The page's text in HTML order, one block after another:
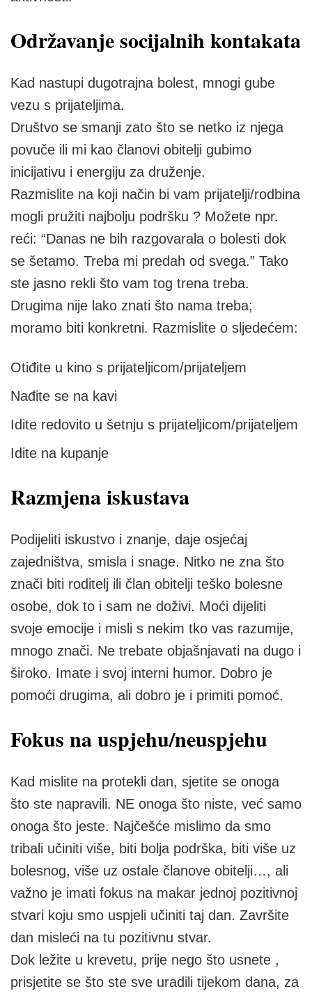
Održavanje socijalnih kontakata
Kad nastupi dugotrajna bolest, mnogi gube
vezu s prijateljima.
Društvo se smanji zato što se netko iz njega
povuče ili mi kao članovi obitelji gubimo
inicijativu i energiju za druženje.
Razmislite na koji način bi vam prijatelji/rodbina
mogli pružiti najbolju podršku ? Možete npr.
reći: “Danas ne bih razgovarala o bolesti dok
se šetamo. Treba mi predah od svega.” Tako
ste jasno rekli što vam tog trena treba.
Drugima nije lako znati što nama treba;
moramo biti konkretni. Razmislite o sljedećem:
Otiđite u kino s prijateljicom/prijateljem
Nađite se na kavi
Idite redovito u šetnju s prijateljicom/prijateljem
Idite na kupanje
Razmjena iskustava
Podijeliti iskustvo i znanje, daje osjećaj
zajedništva, smisla i snage. Nitko ne zna što
znači biti roditelj ili član obitelji teško bolesne
osobe, dok to i sam ne doživi. Moći dijeliti
svoje emocije i misli s nekim tko vas razumije,
mnogo znači. Ne trebate objašnjavati na dugo i
široko. Imate i svoj interni humor. Dobro je
pomoći drugima, ali dobro je i primiti pomoć.
Fokus na uspjehu/neuspjehu
Kad mislite na protekli dan, sjetite se onoga
što ste napravili. NE onoga što niste, već samo
onoga što jeste. Najčešće mislimo da smo
tribali učiniti više, biti bolja podrška, biti više uz
bolesnog, više uz ostale članove obitelji…, ali
važno je imati fokus na makar jednoj pozitivnoj
stvari koju smo uspjeli učiniti taj dan. Završite
dan misleći na tu pozitivnu stvar.
Dok ležite u krevetu, prije nego što usnete ,
prisjetite se što ste sve uradili tijekom dana, za